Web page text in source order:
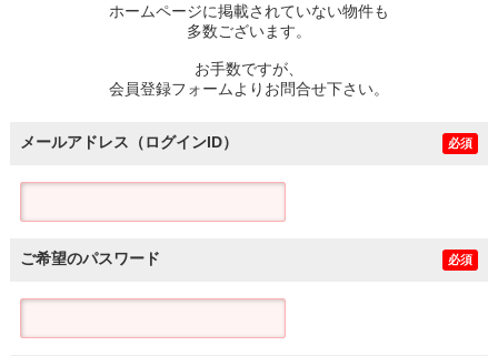
ホームページに掲載されていない物件も
多数ございます。
お手数ですが、
会員登録フォームよりお問合せ下さい。
メールアドレス（ログインID） 必須
ご希望のパスワード 必須